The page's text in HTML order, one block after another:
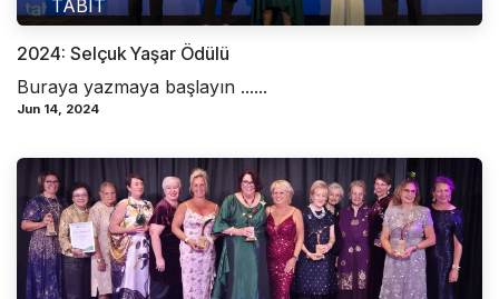
TABIT
2024: Selçuk Yaşar Ödülü
Buraya yazmaya başlayın ......
Jun 14, 2024